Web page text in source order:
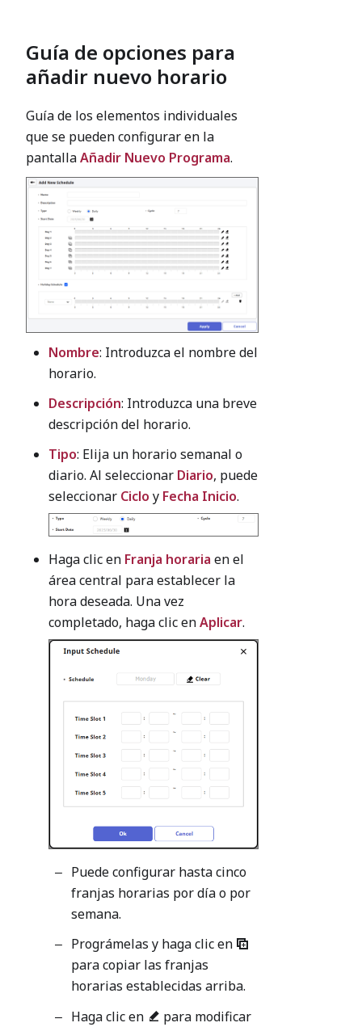
Guía de opciones para
añadir nuevo horario
Guía de los elementos individuales
que se pueden configurar en la
pantallaAñadir Nuevo Programa.
Nombre: Introduzca el nombre del
horario.
Descripción: Introduzca una breve
descripción del horario.
Tipo: Elija un horario semanal o
diario. Al seleccionar Diario, puede
seleccionar Ciclo y Fecha Inicio.
Haga clic en Franja horaria en el
área central para establecer la
hora deseada. Una vez
completado, haga clic enAplicar.
Puede configurar hasta cinco
franjas horarias por día o por
semana.
Prográmelas y haga clic en
para copiar las franjas
horarias establecidas arriba.
Haga clic en
para modificar